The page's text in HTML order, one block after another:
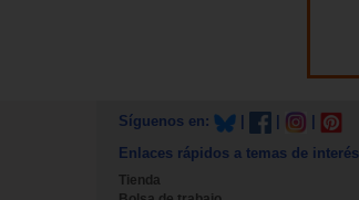
Síguenos en:
Enlaces rápidos a temas de interés
Tienda